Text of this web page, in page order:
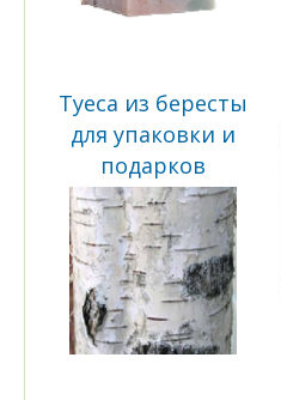
Туеса из бересты
для упаковки и
подарков